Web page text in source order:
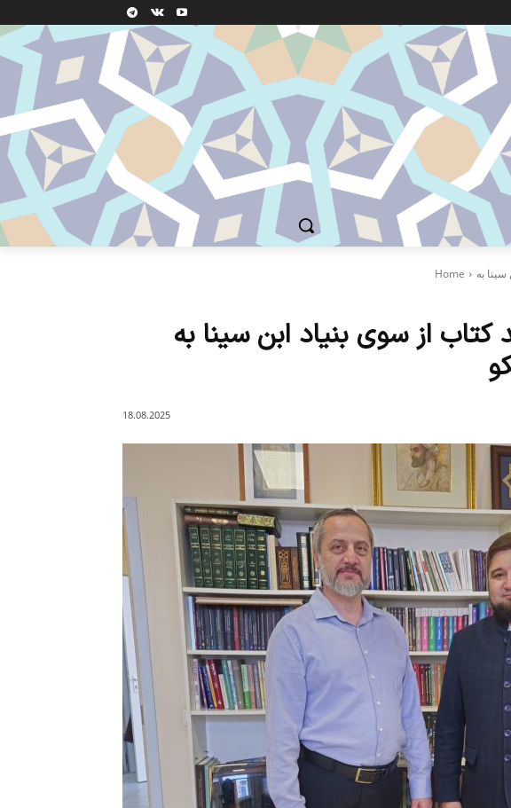
Home
بیش از ۱۰۰ جلد کتاب از سوی بنیاد ابن سینا به
18.08.2025